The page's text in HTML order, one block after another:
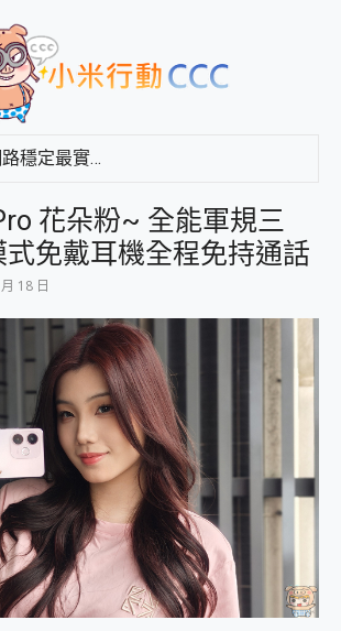
出門在外網路穩定最實在 「台灣大哥大」榮獲 4G/5G 在線率全球 NO.3 全台第一與全台六冠王實測心得，走到哪順到哪！
CP 值天花板~ Bongcom BS5 足球君開箱~ 短焦投影機 3千元就能擁有！ 折扣碼在這～
專為 PC上的 XBOX和掌機設計的 FireCuda X1070 SSD 固態硬碟開箱 評測
台灣製攝影機在這裡，100%全無線設計 SpotCam Solo Eco 太陽能防水雲端攝影機 SpotCam Solo 3 2.5K高畫質戶外攝影機 開箱 評測
防窺黑科技 Galaxy S26 Ultra系列保護貼怎麼選？imos AR 低反光玻璃、藍寶石鏡頭貼與軍規防摔殼完整開箱評價
AI 支付 一錶搞定大小事 Xiaomi Watch 5 開箱 評測
超驚艷 讓人一眼就愛上 LENOVO 聯想 Yoga Book 9 14吋 AI輕薄筆電 開箱 評測
美到讓人超想擁有 moto pad 60 系列 與 Moto | Swarovski razr 60 冰藍限定版本 開箱 評測
好用的 EaseUS Partition Master 讓您輕鬆的移除與格式化有防寫保護的隨身碟或SD卡
一鍵修復模糊影片、舊照的 AI 好幫手! VideoProc Converter AI 新版全解析 × 年末優惠，一篇全看懂
小朋友才做選擇 投影機 RGB藍牙音響 氛圍情境燈 我通通都要！ Starfish 2 幻彩膠囊投影機｜結合「 智慧投影 & 煥彩流動 」的沈浸式生活新體驗
外型超吸晴~ 給您絕佳操控體驗 GravaStar Mercury K1 系列 異星機械鍵盤與 Mercury X 系列 輕量無線電競滑鼠 開箱 評測
開箱~變身「蜘蛛人」椅子軍師！MSI MPG 491CQP QD-OLED 超寬曲面電競螢幕，多工辦公、爽度滿滿的終極桌面體驗
iPhone 17 系列 有認證的防護來囉！ imos 首家導入 UL MCV 行銷宣告驗證的手機配件品牌
會走動的冷暖氣 SONY REON POCKET PRO 穿戴式智慧冷暖調溫裝置 開箱 評測
花朵粉~ 全能軍規三
式免戴耳機全程免持通話
18 日